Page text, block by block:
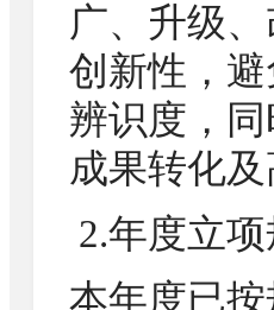
广、升级
创新性，
辨识度，
成果转化
2.年度立
本年度已